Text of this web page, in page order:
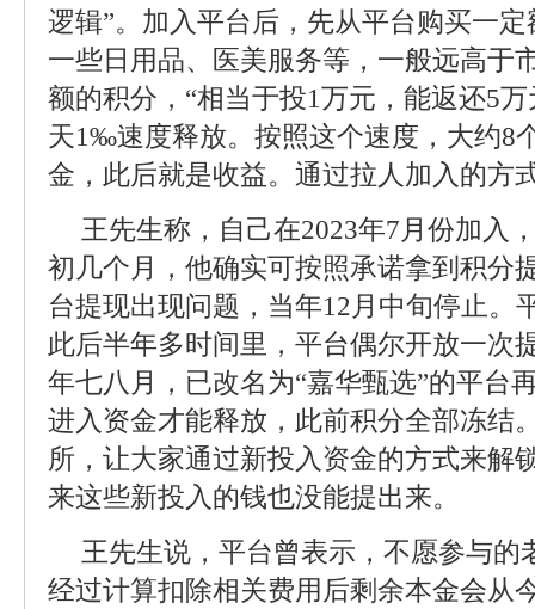
逻辑”。加入平台后，先从平台购买一
一些日用品、医美服务等，一般远高于
额的积分，“相当于投1万元，能返还5
天1‰速度释放。按照这个速度，大约8
金，此后就是收益。通过拉人加入的方
王先生称，自己在2023年7月份加入
初几个月，他确实可按照承诺拿到积分
台提现出现问题，当年12月中旬停止。
此后半年多时间里，平台偶尔开放一次
年七八月，已改名为“嘉华甄选”的平台
进入资金才能释放，此前积分全部冻结
所，让大家通过新投入资金的方式来解
来这些新投入的钱也没能提出来。
王先生说，平台曾表示，不愿参与的
经过计算扣除相关费用后剩余本金会从